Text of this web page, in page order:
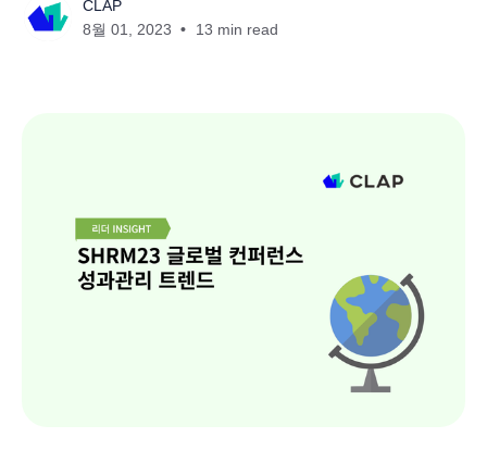
CLAP
8월 01, 2023
13 min read